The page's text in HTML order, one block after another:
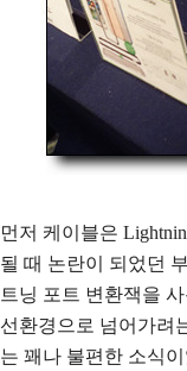
먼저 케이블은
될 때 논란이 되었던
트닝 포트 변환잭을
선환경으로 넘어가려
는 꽤나 불편한 소식